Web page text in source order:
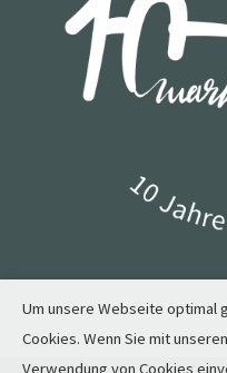
Um unsere Webseite optimal
Cookies. Wenn Sie mit
Verwendung von Cookies